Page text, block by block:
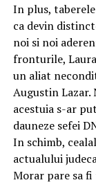
In plus,
ca devin
noi si noi
fronturile,
un aliat
Augustin Lazar.
acestuia s-ar
dauneze sefei
In schimb,
actualului
Morar pare sa